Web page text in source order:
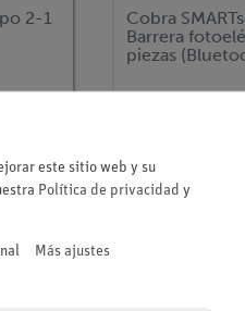
2-1
Cobra
Barrera
piezas
este sitio web y su
Política de privacidad y
Más ajustes